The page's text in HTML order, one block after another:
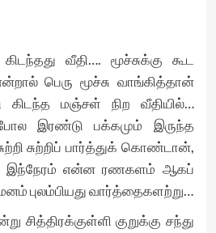
வீதி…. மூச்சுக்கு கூட
பெரு மூச்சு வாங்கித்தான்
கிடந்த மஞ்சள் நிற வீதியில்…
இரண்டு பக்கமும் இருந்த
சுற்றிப் பார்த்துக் கொண்டான்,
இந்நேரம் என்ன ரணகளம் ஆகப்
புலம்பியது வார்த்தைகளற்று…
சித்திரக்குள்ளி குறுக்கு சந்து